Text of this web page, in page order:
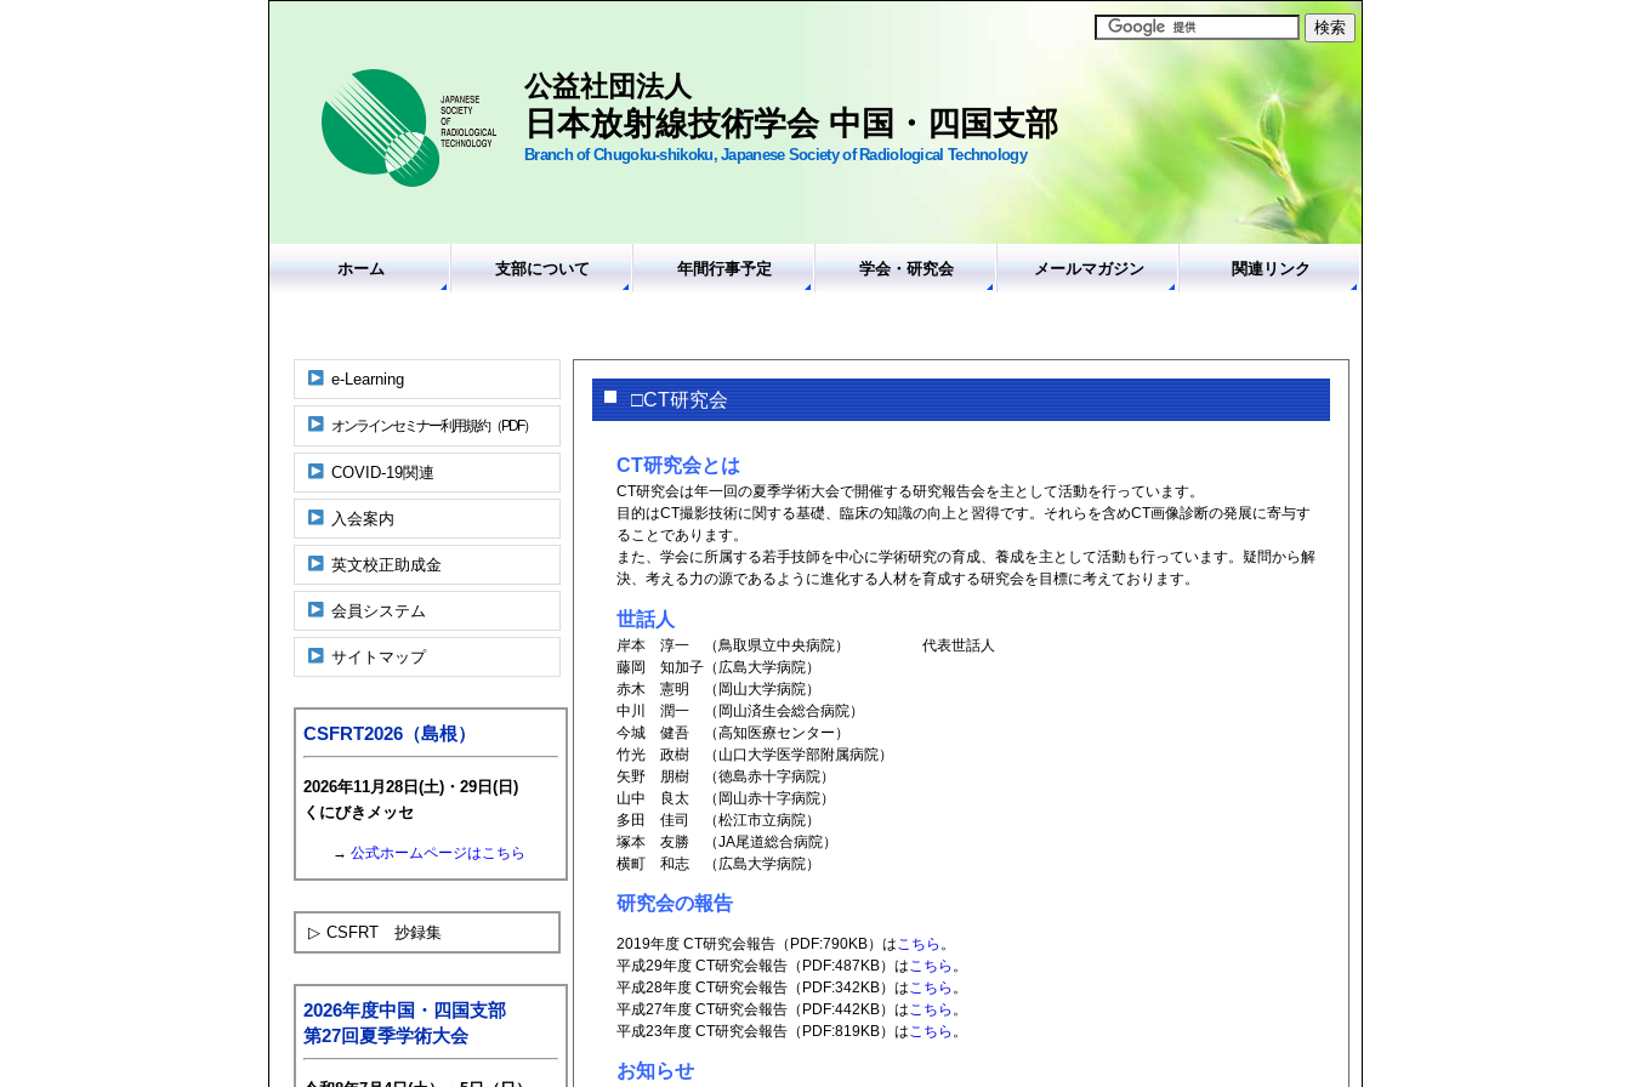
公益社団法人
日本放射線技術学会 中国・四国支部
Branch of Chugoku-shikoku, Japanese Society of Radiological Technology
ホーム 支部について 年間行事予定 学会・研究会 メールマガジン 関連リンク
e-Learning
オンラインセミナー利用規約（PDF）
COVID-19関連
入会案内
英文校正助成金
会員システム
サイトマップ
CSFRT2026（島根）
2026年11月28日(土)・29日(日)
くにびきメッセ
→ 公式ホームページはこちら
▷ CSFRT 抄録集
2026年度中国・四国支部
第27回夏季学術大会
□CT研究会
CT研究会とは
CT研究会は年一回の夏季学術大会で開催する研究報告会を主として活動を行っています。
目的はCT撮影技術に関する基礎、臨床の知識の向上と習得です。それらを含めCT画像診断の発展に寄与す
ることであります。
また、学会に所属する若手技師を中心に学術研究の育成、養成を主として活動も行っています。疑問から解
決、考える力の源であるように進化する人材を育成する研究会を目標に考えております。
世話人
岸本 淳一 （鳥取県立中央病院） 代表世話人
藤岡 知加子（広島大学病院）
赤木 憲明 （岡山大学病院）
中川 潤一 （岡山済生会総合病院）
今城 健吾 （高知医療センター）
竹光 政樹 （山口大学医学部附属病院）
矢野 朋樹 （徳島赤十字病院）
山中 良太 （岡山赤十字病院）
多田 佳司 （松江市立病院）
塚本 友勝 （JA尾道総合病院）
横町 和志 （広島大学病院）
研究会の報告
2019年度 CT研究会報告（PDF:790KB）は こちら 。
平成29年度 CT研究会報告（PDF:487KB）は こちら 。
平成28年度 CT研究会報告（PDF:342KB）は こちら 。
平成27年度 CT研究会報告（PDF:442KB）は こちら 。
平成23年度 CT研究会報告（PDF:819KB）は こちら 。
お知らせ